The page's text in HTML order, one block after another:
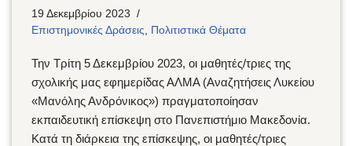
19 Δεκεμβρίου 2023
Επιστημονικές Δράσεις
Πολιτιστικά Θέματα
Την Τρίτη 5 Δεκεμβρίου 2023, οι μαθητές/τριες της
σχολικής μας εφημερίδας ΑΛΜΑ (Αναζητήσεις Λυκείου
«Μανόλης Ανδρόνικος») πραγματοποίησαν
εκπαιδευτική επίσκεψη στο Πανεπιστήμιο Μακεδονία.
Κατά τη διάρκεια της επίσκεψης, οι μαθητές/τριες